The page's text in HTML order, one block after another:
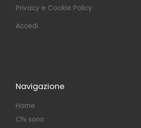
Privacy e Cookie Policy
Accedi
Navigazione
Home
Chi sono